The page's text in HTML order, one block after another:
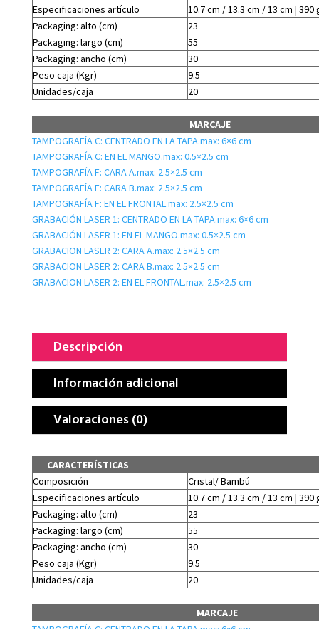
Especificaciones artículo
10.7 cm / 13.3 cm / 13 cm | 390
Packaging: alto (cm)
23
Packaging: largo (cm)
55
Packaging: ancho (cm)
30
Peso caja (Kgr)
9.5
Unidades/caja
20
MARCAJE
TAMPOGRAFÍA C: CENTRADO EN LA TAPA.max: 6×6 cm
TAMPOGRAFÍA C: EN EL MANGO.max: 0.5×2.5 cm
TAMPOGRAFÍA F: CARA A.max: 2.5×2.5 cm
TAMPOGRAFÍA F: CARA B.max: 2.5×2.5 cm
TAMPOGRAFÍA F: EN EL FRONTAL.max: 2.5×2.5 cm
GRABACIÓN LASER 1: CENTRADO EN LA TAPA.max: 6×6 cm
GRABACIÓN LASER 1: EN EL MANGO.max: 0.5×2.5 cm
GRABACION LASER 2: CARA A.max: 2.5×2.5 cm
GRABACION LASER 2: CARA B.max: 2.5×2.5 cm
GRABACION LASER 2: EN EL FRONTAL.max: 2.5×2.5 cm
Descripción
Información adicional
Valoraciones (0)
CARACTERÍSTICAS
Composición
Cristal/ Bambú
Especificaciones artículo
10.7 cm / 13.3 cm / 13 cm | 390
Packaging: alto (cm)
23
Packaging: largo (cm)
55
Packaging: ancho (cm)
30
Peso caja (Kgr)
9.5
Unidades/caja
20
MARCAJE